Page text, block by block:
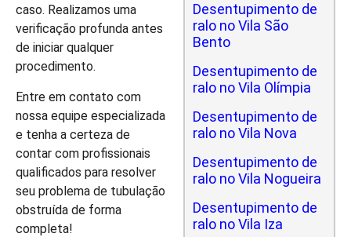
caso. Realizamos uma
verificação profunda antes
de iniciar qualquer
procedimento.
Entre em contato com
nossa equipe especializada
e tenha a certeza de
contar com profissionais
qualificados para resolver
seu problema de tubulação
obstruída de forma
completa!
Desentupimento de
ralo no Vila São
Bento
Desentupimento de
ralo no Vila Olímpia
Desentupimento de
ralo no Vila Nova
Desentupimento de
ralo no Vila Nogueira
Desentupimento de
ralo no Vila Iza